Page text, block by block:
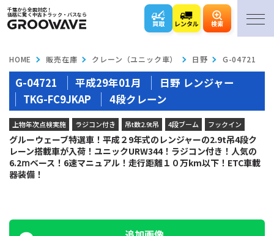
千葉から全国対応！
価格に驚く中古トラック・バスなら
買取 レンタル 検索
HOME 販売在庫 クレーン（ユニック車） 日野 G-04721
G-04721 平成29年01月
日野 レンジャー
TKG-FC9JKAP
4段クレーン
上物年次点検実施 ラジコン付き 吊t数2.9t吊 4段ブーム フックイン
グルーウェーブ特選車！平成２9年式のレンジャーの2.9t吊4段ク
レーン搭載車が入荷！ユニックURW344！ラジコン付き！人気の
6.2ⅿベース！6速マニュアル！走行距離１０万km以下！ETC車載
器装備！